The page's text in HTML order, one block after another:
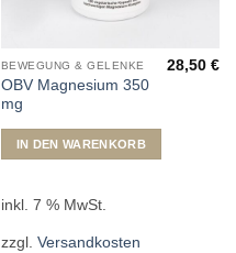
BEWEGUNG & GELENKE
OBV Magnesium 350
mg
28,50€
IN DEN WARENKORB
inkl. 7 % MwSt.
zzgl. Versandkosten